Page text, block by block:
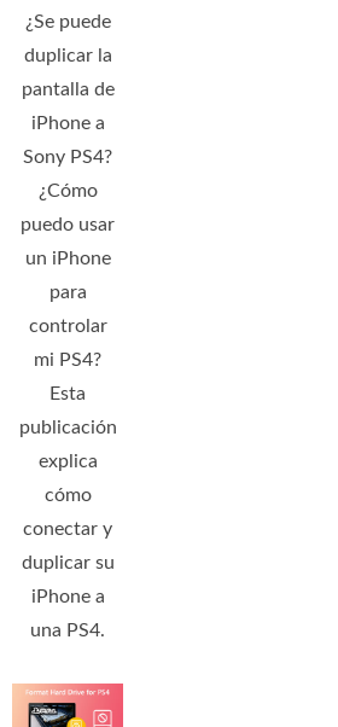
¿Se puede
duplicar la
pantalla de
iPhone a
Sony PS4?
¿Cómo
puedo usar
un iPhone
para
controlar
mi PS4?
Esta
publicación
explica
cómo
conectar y
duplicar su
iPhone a
una PS4.